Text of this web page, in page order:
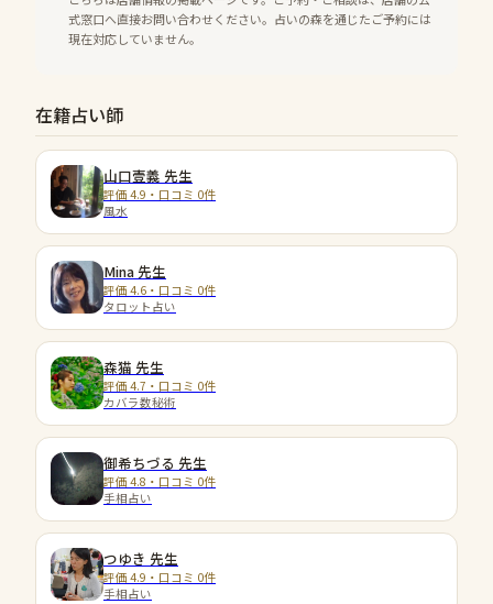
式窓口へ直接お問い合わせください。占いの森を通じたご予約には
現在対応していません。
在籍占い師
山口壹義 先生
評価 4.9・口コミ 0件
風水
Mina 先生
評価 4.6・口コミ 0件
タロット占い
森猫 先生
評価 4.7・口コミ 0件
カバラ数秘術
御希ちづる 先生
評価 4.8・口コミ 0件
手相占い
つゆき 先生
評価 4.9・口コミ 0件
手相占い